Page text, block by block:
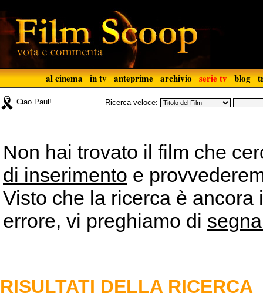
al cinema in tv anteprime archivio serie tv blog
Ciao Paul! Ricerca veloce:
Non hai trovato il film che
di inserimento e
Visto che la ricerca è
errore, vi preghiamo di
RISULTATI DELLA RICERCA